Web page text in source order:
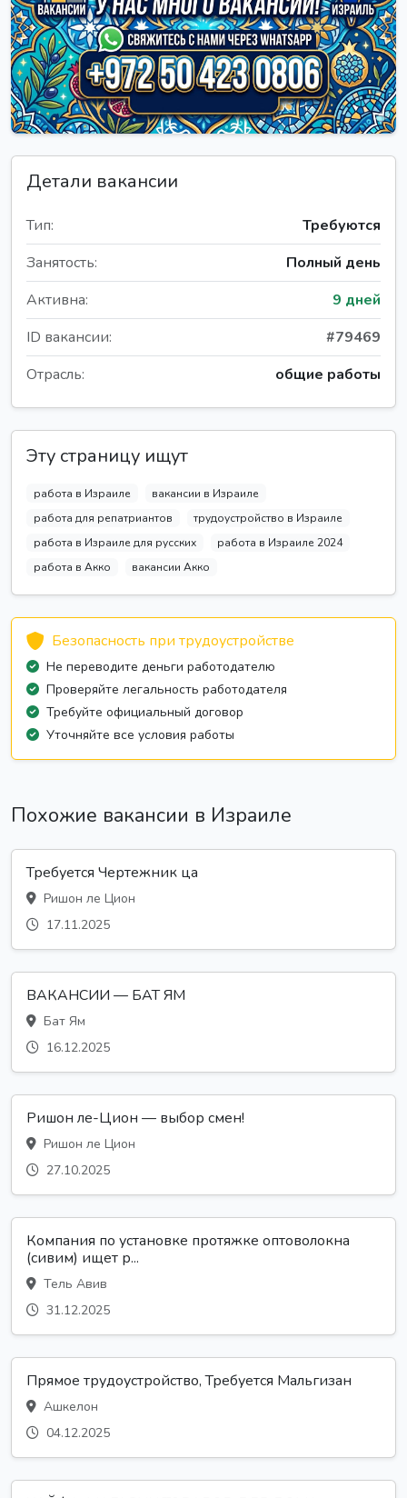
Детали вакансии
Тип:
Требуются
Занятость:
Полный день
Активна:
9 дней
ID вакансии:
#79469
Отрасль:
общие работы
Эту страницу ищут
работа в Израиле
вакансии в Израиле
работа для репатриантов
трудоустройство в Израиле
работа в Израиле для русских
работа в Израиле 2024
работа в Акко
вакансии Акко
Безопасность при трудоустройстве
Не переводите деньги работодателю
Проверяйте легальность работодателя
Требуйте официальный договор
Уточняйте все условия работы
Похожие вакансии в Израиле
Требуется Чертежник ца
Ришон ле Цион
17.11.2025
ВАКАНСИИ — БАТ ЯМ
Бат Ям
16.12.2025
Ришон ле-Цион — выбор смен!
Ришон ле Цион
27.10.2025
Компания по установке протяжке оптоволокна
(сивим) ищет р...
Тель Авив
31.12.2025
Прямое трудоустройство, Требуется Мальгизан
Ашкелон
04.12.2025